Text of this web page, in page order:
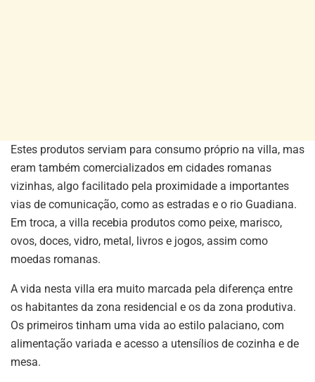
Estes produtos serviam para consumo próprio na villa, mas
eram também comercializados em cidades romanas
vizinhas, algo facilitado pela proximidade a importantes
vias de comunicação, como as estradas e o rio Guadiana.
Em troca, a villa recebia produtos como peixe, marisco,
ovos, doces, vidro, metal, livros e jogos, assim como
moedas romanas.
A vida nesta villa era muito marcada pela diferença entre
os habitantes da zona residencial e os da zona produtiva.
Os primeiros tinham uma vida ao estilo palaciano, com
alimentação variada e acesso a utensílios de cozinha e de
mesa.